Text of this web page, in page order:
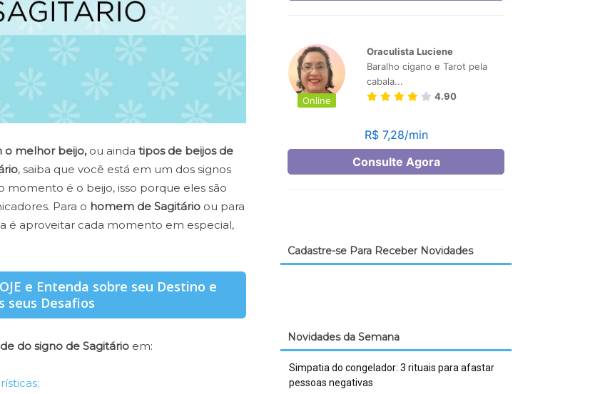
o melhor beijo,ou ainda tipos de beijos de
, saiba que você está em um dos signos
momento é o beijo, isso porque eles são
Para o homem de Sagitário ou para
é aproveitar cada momento em especial,
e Entenda sobre seu Destino e
seus Desafios
do signo de Sagitário em:
Cadastre-se Para Receber Novidades
Novidades da Semana
Simpatia do congelador: 3 rituais para afastar
pessoas negativas